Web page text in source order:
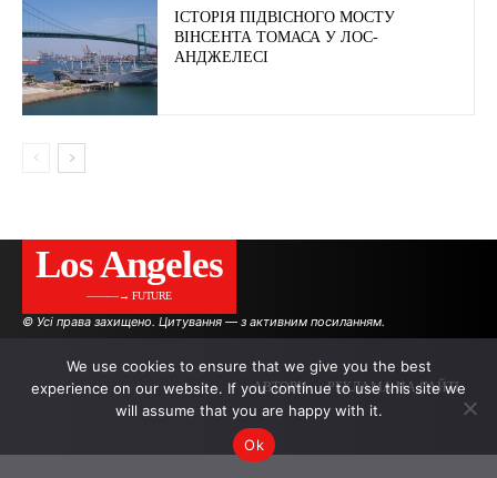
ІСТОРІЯ ПІДВІСНОГО МОСТУ
ВІНСЕНТА ТОМАСА У ЛОС-
АНДЖЕЛЕСІ
Los Angeles
———→ FUTURE
© Усі права захищено. Цитування — з активним посиланням.
АВТОРИ РЕКЛАМА НА САЙТІ
We use cookies to ensure that we give you the best
experience on our website. If you continue to use this site we
will assume that you are happy with it.
Ok